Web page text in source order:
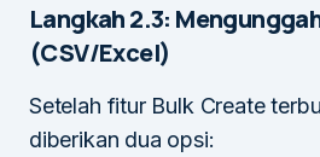
Langkah 2.3:
(CSV/Excel)
Setelah fitur Bulk Create
diberikan dua opsi: